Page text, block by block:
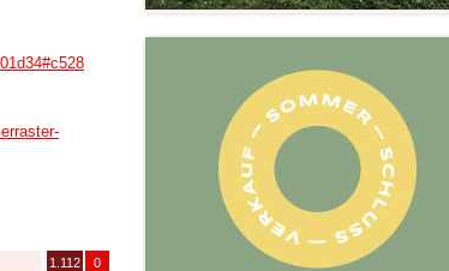
1.112 0